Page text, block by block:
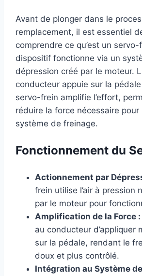
Avant de plonger dans le
remplacement, il est essentiel
comprendre ce qu’est un servo-
dispositif fonctionne via un
dépression créé par le moteur.
conducteur appuie sur la
servo-frein amplifie l’effort,
réduire la force nécessaire pour
système de freinage.
Fonctionnement du
Actionnement par
frein utilise l’air à pression
par le moteur pour
Amplification de la Force :
au conducteur d’appliquer
sur la pédale, rendant le
doux et plus contrôlé.
Intégration au Système